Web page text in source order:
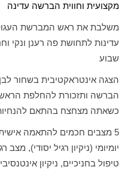
מקצועית וחווית הברשה עדינה
משלבת את ראש המברשת
שבוע
הצגה אינטראקטיבית בשחור לבן
הברשה ותזכורת להחלפת
כשאתה מצחצח בהתאם
5 מצבים חכמים להתאמה
יומיומי (ניקיון רגיל יסודי), מצב
טיפול בחניכיים, ניקיון